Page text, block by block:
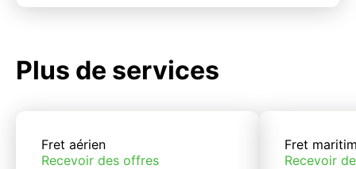
Plus de services
Fret aérien
Recevoir des offres
Fret
Recevoir